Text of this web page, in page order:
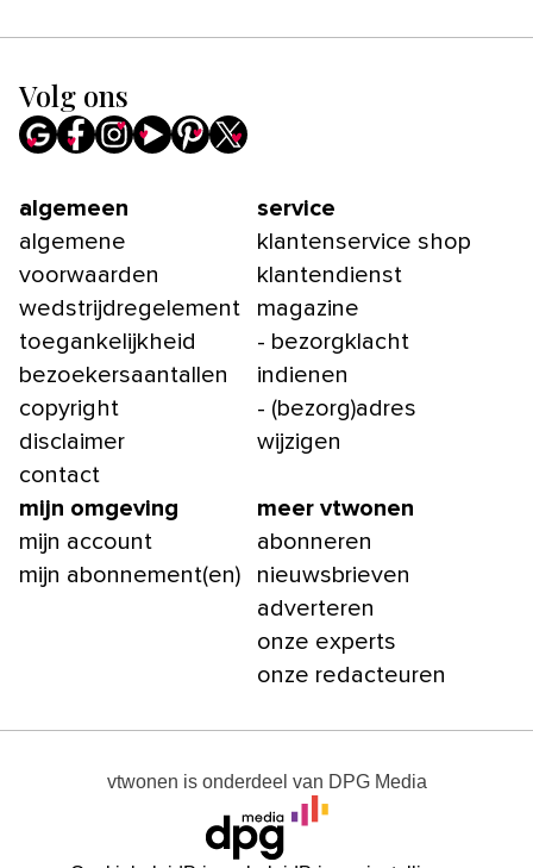
Volg ons
algemeen
algemene
voorwaarden
wedstrijdregelement
toegankelijkheid
bezoekersaantallen
copyright
disclaimer
contact
service
klantenservice shop
klantendienst
magazine
- bezorgklacht
indienen
- (bezorg)adres
wijzigen
mijn omgeving
mijn account
mijn abonnement(en)
meer vtwonen
abonneren
nieuwsbrieven
adverteren
onze experts
onze redacteuren
vtwonen is onderdeel van DPG Media